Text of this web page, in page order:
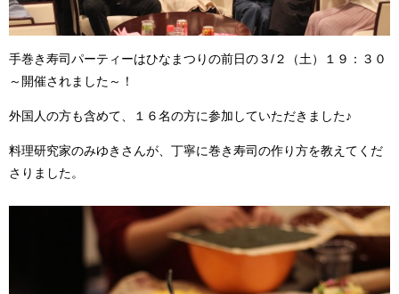
手巻き寿司パーティーはひなまつりの前日の３/２（土）１９：３０
～開催されました～！
外国人の方も含めて、１６名の方に参加していただきました♪
料理研究家のみゆきさんが、丁寧に巻き寿司の作り方を教えてくだ
さりました。